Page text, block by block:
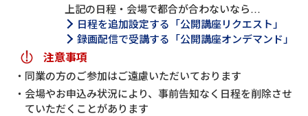
上記の日程・会場で都合が合わないなら…
日程を追加設定する「公開講座リクエスト」
録画配信で受講する「公開講座オンデマンド」
注意事項
同業の方のご参加はご遠慮いただいております
会場やお申込み状況により、事前告知なく日程を削除させ
ていただくことがあります